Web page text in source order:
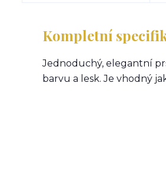
Kompletní
Jednoduchý, elegantní
barvu a lesk. Je vhodný